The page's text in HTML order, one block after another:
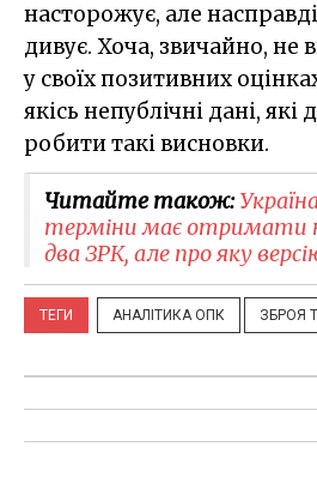
насторожує, але
дивує. Хоча, звичайно,
у своїх позитивних
якісь непублічні дані, які
робити такі висновки.
Читайте також:
терміни має отримати
два ЗРК, але про яку
ТЕГИ АНАЛІТИКА ОПК ЗБРОЯ